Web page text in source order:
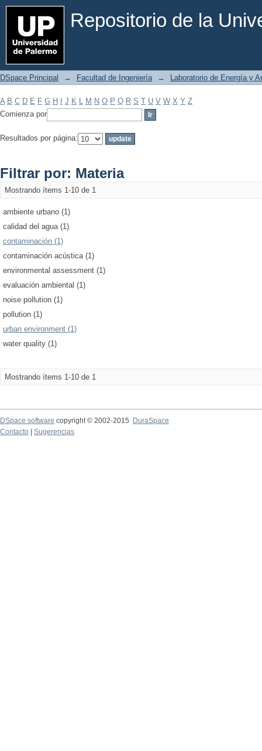
Repositorio de la
Filtrar por: Materia
DSpace Principal → Facultad de Ingeniería → Laboratorio de Energía y
A B C D E F G H J K L M N O P Q R S T U V W X Y Z
Comienza por
Resultados por página:
Filtrar por: Materia
Mostrando ítems 1-10 de 1
ambiente urbano (1)
calidad del agua (1)
contaminación (1)
contaminación acústica (1)
environmental assessment (1)
evaluación ambiental (1)
noise pollution (1)
pollution (1)
urban environment (1)
water quality (1)
Mostrando ítems 1-10 de 1
DSpace software copyright © 2002-2015
DuraSpace
Contacto
Sugerencias